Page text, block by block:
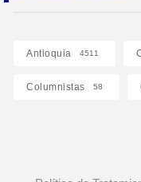
Antioquia 4511
Columnistas 58